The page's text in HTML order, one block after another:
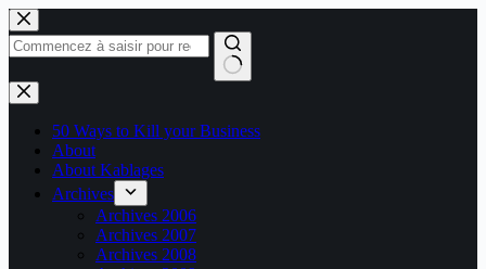
Passer
au
contenu
Aucun
résultat
50 Ways to Kill your Business
About
About Kablages
Archives
Archives 2006
Archives 2007
Archives 2008